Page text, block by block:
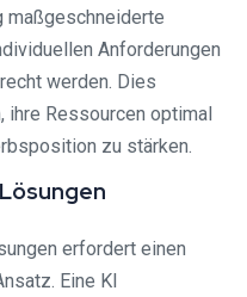
maßgeschneiderte
Anforderungen
werden. Dies
ihre Ressourcen optimal
zu stärken.
erfordert einen
Eine KI